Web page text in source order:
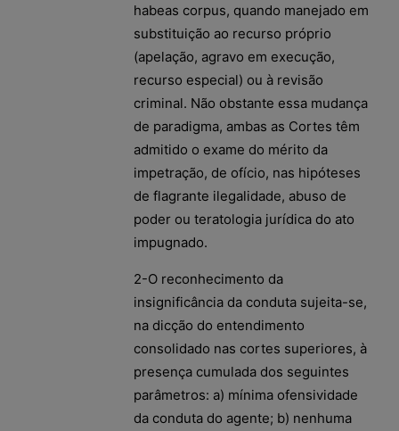
habeas corpus, quando manejado em
substituição ao recurso próprio
(apelação, agravo em execução,
recurso especial) ou à revisão
criminal. Não obstante essa mudança
de paradigma, ambas as Cortes têm
admitido o exame do mérito da
impetração, de ofício, nas hipóteses
de flagrante ilegalidade, abuso de
poder ou teratologia jurídica do ato
impugnado.
2-O reconhecimento da
insignificância da conduta sujeita-se,
na dicção do entendimento
consolidado nas cortes superiores, à
presença cumulada dos seguintes
parâmetros: a) mínima ofensividade
da conduta do agente; b) nenhuma